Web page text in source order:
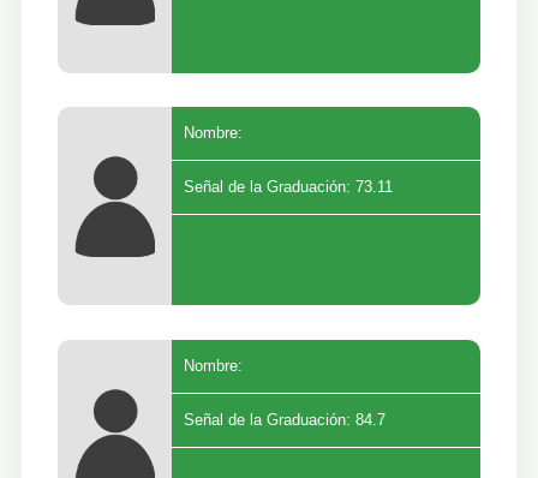
Nombre:
Señal de la Graduación: 73.11
Nombre:
Señal de la Graduación: 84.7